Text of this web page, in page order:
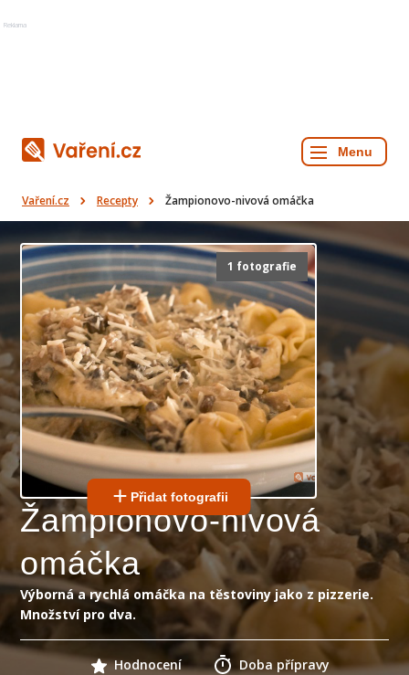
Reklama
Vaření.cz Recepty Žampionovo-nivová omáčka
1 fotografie
Přidat fotografii
Žampionovo-nivová
omáčka
Výborná a rychlá omáčka na těstoviny jako z pizzerie.
Množství pro dva.
Hodnocení Doba přípravy